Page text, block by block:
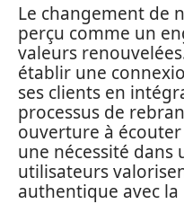
Le changement de
perçu comme un
valeurs
établir une
ses clients en
processus de
ouverture à
une nécessité dans
utilisateurs
authentique avec